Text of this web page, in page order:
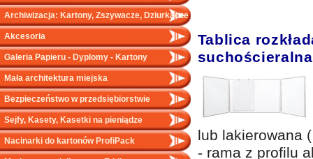
Archiwizacja: Kartony, Zszywacze, Dziurkacze
Akcesoria
Galeria Papieru - Dyplomy - Kartony
Mała architektura miejska
Bezpieczeństwo w przedsiębiorstwie
Sejfy, Kasety, Kasetki na pieniądze
Nacinarki do kartonów ProfiPack
Tablica
lub lakierowana
- rama z profilu